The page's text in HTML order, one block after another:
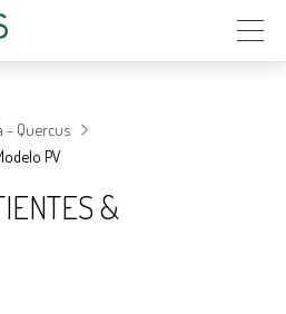
- Quercus
PV
&